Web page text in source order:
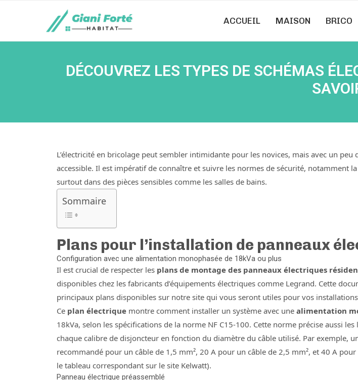
ACCUEIL MAISON BRICO
DÉCOUVREZ LES TYPES DE SCHÉMAS
L’électricité en bricolage peut sembler intimidante pour les novices, mais avec un peu
accessible. Il est impératif de connaître et suivre les normes de sécurité, notamment
surtout dans des pièces sensibles comme les salles de bains.
Sommaire
Plans pour l’installation de panneaux
Configuration avec une alimentation monophasée de 18kVa ou plus
Il est crucial de respecter les plans de montage des panneaux électriques
disponibles chez les fabricants d’équipements électriques comme Legrand. Cette
principaux plans disponibles sur notre site qui vous seront utiles pour vos
Ce plan électrique montre comment installer un système avec une alimentation
18kVa, selon les spécifications de la norme NF C15-100. Cette norme précise aussi
chaque calibre de disjoncteur en fonction du diamètre du câble utilisé. Par exemple,
recommandé pour un câble de 1,5 mm², 20 A pour un câble de 2,5 mm², et 40 A
le tableau correspondant sur le site Kelwatt).
Panneau électrique préassemblé